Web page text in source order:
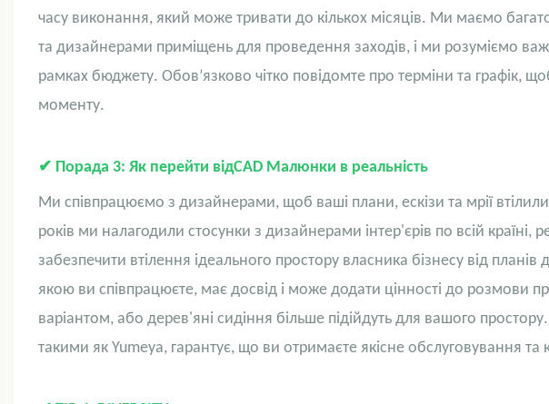
часу виконання, який може тривати до кількох місяців. Ми маємо
та дизайнерами приміщень для проведення заходів, і ми розуміємо
рамках бюджету. Обов’язково чітко повідомте про терміни та графік,
моменту.
✔ Порада 3: Як перейти відCAD Малюнки в реальність
Ми співпрацюємо з дизайнерами, щоб ваші плани, ескізи та мрії
років ми налагодили стосунки з дизайнерами інтер'єрів по всій
забезпечити втілення ідеального простору власника бізнесу від
якою ви співпрацюєте, має досвід і може додати цінності до розмови
варіантом, або дерев'яні сидіння більше підійдуть для вашого
такими як Yumeya, гарантує, що ви отримаєте якісне обслуговування та